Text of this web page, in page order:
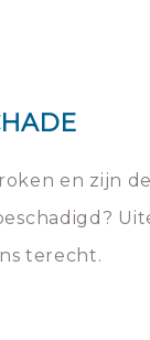
en zijn
terecht.